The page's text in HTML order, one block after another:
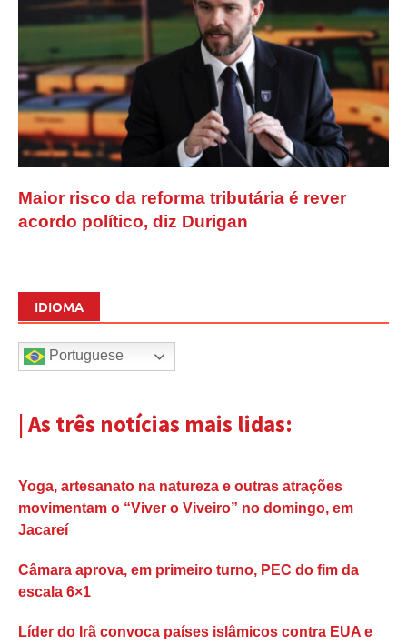
Maior risco da reforma tributária é rever
acordo político, diz Durigan
IDIOMA
Portuguese
| As três notícias mais lidas:
Yoga, artesanato na natureza e outras atrações
movimentam o “Viver o Viveiro” no domingo, em
Jacareí
Câmara aprova, em primeiro turno, PEC do fim da
escala 6×1
Líder do Irã convoca países islâmicos contra EUA e